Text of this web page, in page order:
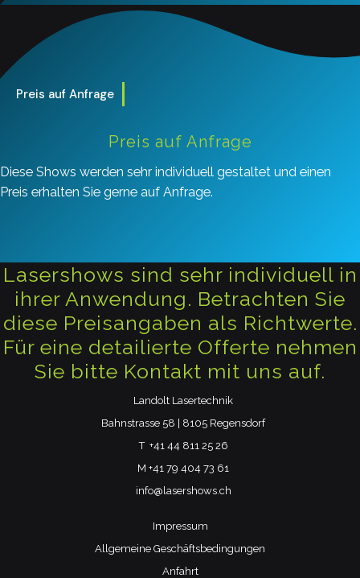
Preis auf Anfrage
Preis auf Anfrage
Diese Shows werden sehr individuell gestaltet und einen
Preis erhalten Sie gerne auf Anfrage.
Lasershows sind sehr individuell in
ihrer Anwendung. Betrachten Sie
diese Preisangaben als Richtwerte.
Für eine detailierte Offerte nehmen
Sie bitte Kontakt mit uns auf.
Landolt Lasertechnik
Bahnstrasse 58 | 8105 Regensdorf
T +41 44 811 25 26
M +41 79 404 73 61
info@lasershows.ch
Impressum
Allgemeine Geschäftsbedingungen
Anfahrt